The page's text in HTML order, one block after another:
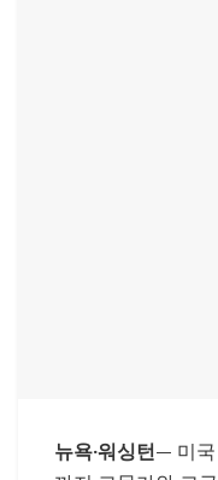
뉴욕·워싱턴— 미